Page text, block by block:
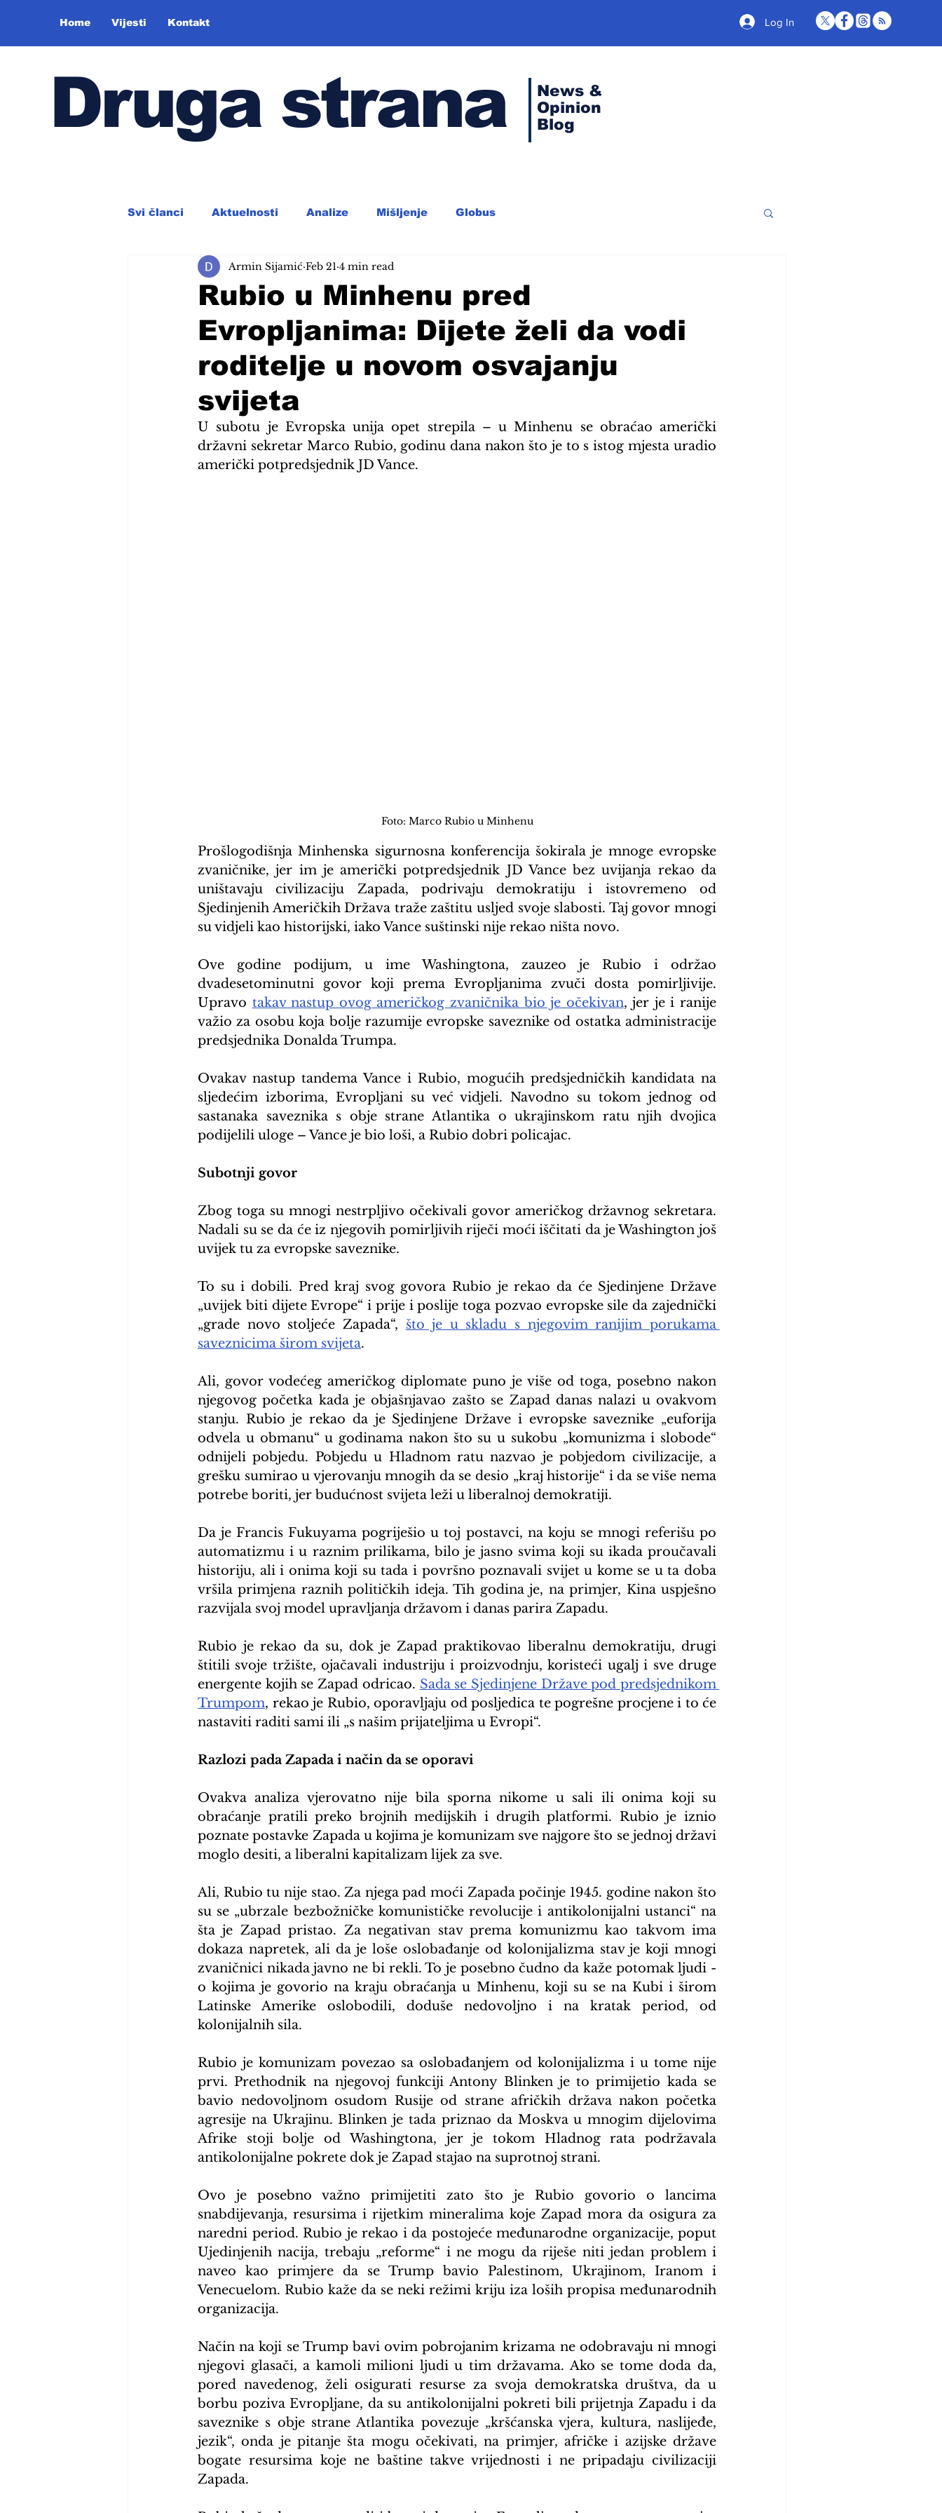
Home Vijesti Kontakt Log In
Druga strana
News &
Opinion
Blog
Svi članci Aktuelnosti Analize Mišljenje Globus
Rubio u Minhenu pred
Evropljanima: Dijete želi da vodi
roditelje u novom osvajanju
svijeta
Armin Sijamić Feb 21 4 min read
U subotu je Evropska unija opet strepila – u Minhenu se obraćao američki
državni sekretar Marco Rubio, godinu dana nakon što je to s istog mjesta uradio
američki potpredsjednik JD Vance.
Foto: Marco Rubio u Minhenu
Prošlogodišnja Minhenska sigurnosna konferencija šokirala je mnoge evropske
zvaničnike, jer im je američki potpredsjednik JD Vance bez uvijanja rekao da
uništavaju civilizaciju Zapada, podrivaju demokratiju i istovremeno od
Sjedinjenih Američkih Država traže zaštitu usljed svoje slabosti. Taj govor mnogi
su vidjeli kao historijski, iako Vance suštinski nije rekao ništa novo.
Ove godine podijum, u ime Washingtona, zauzeo je Rubio i održao
dvadesetominutni govor koji prema Evropljanima zvuči dosta pomirljivije.
Upravo takav nastup ovog američkog zvaničnika bio je očekivan, jer je i ranije
važio za osobu koja bolje razumije evropske saveznike od ostatka administracije
predsjednika Donalda Trumpa.
Ovakav nastup tandema Vance i Rubio, mogućih predsjedničkih kandidata na
sljedećim izborima, Evropljani su već vidjeli. Navodno su tokom jednog od
sastanaka saveznika s obje strane Atlantika o ukrajinskom ratu njih dvojica
podijelili uloge – Vance je bio loši, a Rubio dobri policajac.
Subotnji govor
Zbog toga su mnogi nestrpljivo očekivali govor američkog državnog sekretara.
Nadali su se da će iz njegovih pomirljivih riječi moći iščitati da je Washington još
uvijek tu za evropske saveznike.
To su i dobili. Pred kraj svog govora Rubio je rekao da će Sjedinjene Države
„uvijek biti dijete Evrope“ i prije i poslije toga pozvao evropske sile da zajednički
„grade novo stoljeće Zapada“, što je u skladu s njegovim ranijim porukama
saveznicima širom svijeta.
Ali, govor vodećeg američkog diplomate puno je više od toga, posebno nakon
njegovog početka kada je objašnjavao zašto se Zapad danas nalazi u ovakvom
stanju. Rubio je rekao da je Sjedinjene Države i evropske saveznike „euforija
odvela u obmanu“ u godinama nakon što su u sukobu „komunizma i slobode“
odnijeli pobjedu. Pobjedu u Hladnom ratu nazvao je pobjedom civilizacije, a
grešku sumirao u vjerovanju mnogih da se desio „kraj historije“ i da se više nema
potrebe boriti, jer budućnost svijeta leži u liberalnoj demokratiji.
Da je Francis Fukuyama pogriješio u toj postavci, na koju se mnogi referišu po
automatizmu i u raznim prilikama, bilo je jasno svima koji su ikada proučavali
historiju, ali i onima koji su tada i površno poznavali svijet u kome se u ta doba
vršila primjena raznih političkih ideja. Tih godina je, na primjer, Kina uspješno
razvijala svoj model upravljanja državom i danas parira Zapadu.
Rubio je rekao da su, dok je Zapad praktikovao liberalnu demokratiju, drugi
štitili svoje tržište, ojačavali industriju i proizvodnju, koristeći ugalj i sve druge
energente kojih se Zapad odricao. Sada se Sjedinjene Države pod predsjednikom
Trumpom, rekao je Rubio, oporavljaju od posljedica te pogrešne procjene i to će
nastaviti raditi sami ili „s našim prijateljima u Evropi“.
Razlozi pada Zapada i način da se oporavi
Ovakva analiza vjerovatno nije bila sporna nikome u sali ili onima koji su
obraćanje pratili preko brojnih medijskih i drugih platformi. Rubio je iznio
poznate postavke Zapada u kojima je komunizam sve najgore što se jednoj državi
moglo desiti, a liberalni kapitalizam lijek za sve.
Ali, Rubio tu nije stao. Za njega pad moći Zapada počinje 1945. godine nakon što
su se „ubrzale bezbožničke komunističke revolucije i antikolonijalni ustanci“ na
šta je Zapad pristao. Za negativan stav prema komunizmu kao takvom ima
dokaza napretek, ali da je loše oslobađanje od kolonijalizma stav je koji mnogi
zvaničnici nikada javno ne bi rekli. To je posebno čudno da kaže potomak ljudi -
o kojima je govorio na kraju obraćanja u Minhenu, koji su se na Kubi i širom
Latinske Amerike oslobodili, doduše nedovoljno i na kratak period, od
kolonijalnih sila.
Rubio je komunizam povezao sa oslobađanjem od kolonijalizma i u tome nije
prvi. Prethodnik na njegovoj funkciji Antony Blinken je to primijetio kada se
bavio nedovoljnom osudom Rusije od strane afričkih država nakon početka
agresije na Ukrajinu. Blinken je tada priznao da Moskva u mnogim dijelovima
Afrike stoji bolje od Washingtona, jer je tokom Hladnog rata podržavala
antikolonijalne pokrete dok je Zapad stajao na suprotnoj strani.
Ovo je posebno važno primijetiti zato što je Rubio govorio o lancima
snabdijevanja, resursima i rijetkim mineralima koje Zapad mora da osigura za
naredni period. Rubio je rekao i da postojeće međunarodne organizacije, poput
Ujedinjenih nacija, trebaju „reforme“ i ne mogu da riješe niti jedan problem i
naveo kao primjere da se Trump bavio Palestinom, Ukrajinom, Iranom i
Venecuelom. Rubio kaže da se neki režimi kriju iza loših propisa međunarodnih
organizacija.
Način na koji se Trump bavi ovim pobrojanim krizama ne odobravaju ni mnogi
njegovi glasači, a kamoli milioni ljudi u tim državama. Ako se tome doda da,
pored navedenog, želi osigurati resurse za svoja demokratska društva, da u
borbu poziva Evropljane, da su antikolonijalni pokreti bili prijetnja Zapadu i da
saveznike s obje strane Atlantika povezuje „kršćanska vjera, kultura, naslijeđe,
jezik“, onda je pitanje šta mogu očekivati, na primjer, afričke i azijske države
bogate resursima koje ne baštine takve vrijednosti i ne pripadaju civilizaciji
Zapada.